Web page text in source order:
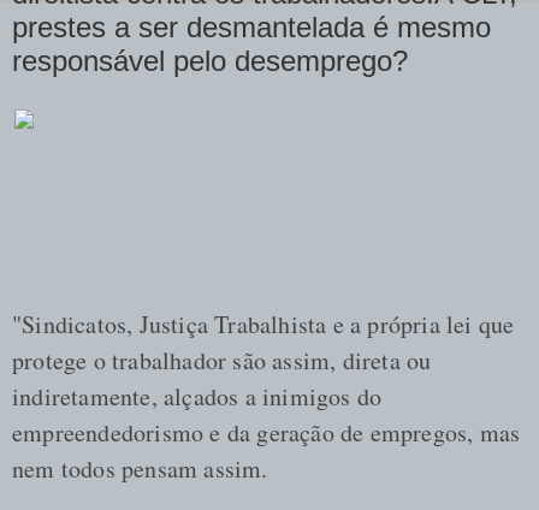
prestes a ser desmantelada é mesmo
responsável pelo desemprego?
"Sindicatos, Justiça Trabalhista e a própria lei que
protege o trabalhador são assim, direta ou
indiretamente, alçados a inimigos do
empreendedorismo e da geração de empregos, mas
nem todos pensam assim.